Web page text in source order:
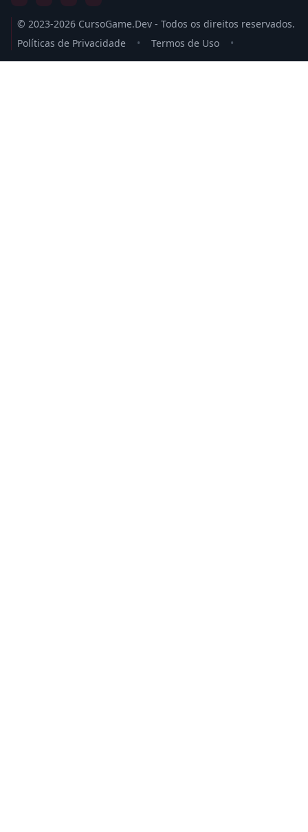
© 2023-2026 CursoGame.Dev - Todos os direitos reservados.
Políticas de Privacidade
• Termos de Uso •